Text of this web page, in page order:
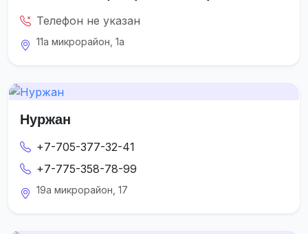
Телефон не указан
11а микрорайон, 1а
Нуржан
+7-705-377-32-41
+7-775-358-78-99
19а микрорайон, 17